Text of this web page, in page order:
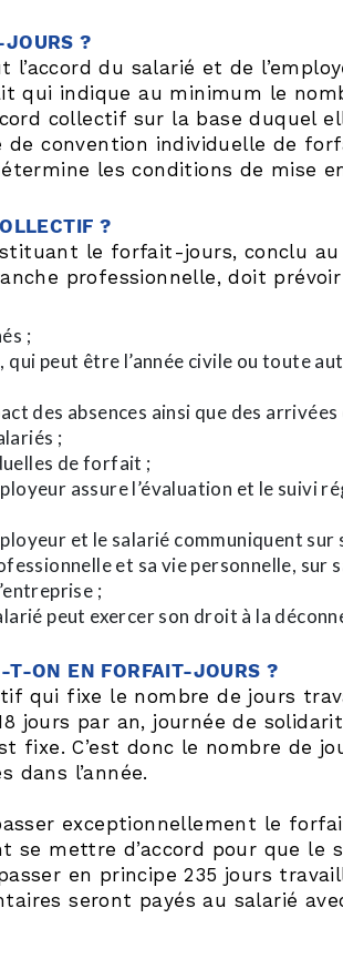
JOURS ?
du salarié et de
qui indique au minimum le
collectif sur la base duquel
de convention individuelle de
les conditions de mise
?
le forfait-jours, conclu au
professionnelle, doit
;
peut être l’année civile ou toute
des absences ainsi que des
;
de forfait ;
assure l’évaluation et le suivi
et le salarié communiquent
et sa vie personnelle, sur
;
peut exercer son droit à la
T-ON EN FORFAIT-JOURS ?
qui fixe le nombre de jours
jours par an, journée de
fixe. C’est donc le nombre de
dans l’année.
exceptionnellement le
se mettre d’accord pour que le
en principe 235 jours
seront payés au salarié